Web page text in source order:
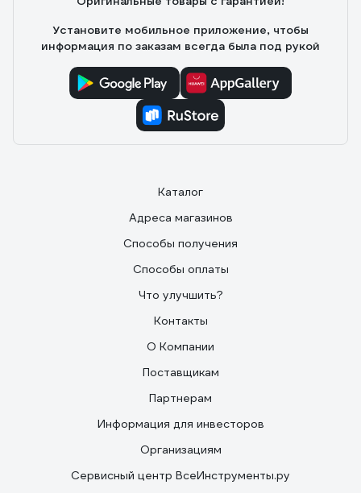
Установите мобильное приложение, чтобы
информация по заказам всегда была под рукой
Каталог
Адреса магазинов
Способы получения
Способы оплаты
Что улучшить?
Контакты
О Компании
Поставщикам
Партнерам
Информация для инвесторов
Организациям
Сервисный центр ВсеИнструменты.ру